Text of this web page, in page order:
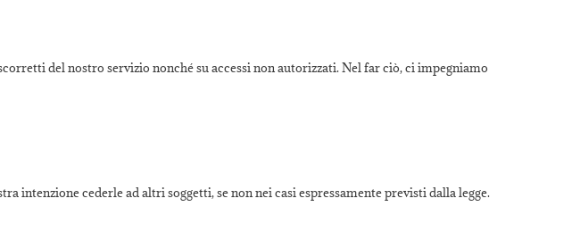
del nostro servizio nonché su accessi non autorizzati. Nel far ciò, ci impegniamo
intenzione cederle ad altri soggetti, se non nei casi espressamente previsti dalla legge.